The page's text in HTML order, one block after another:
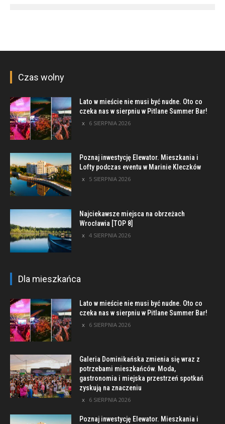
Czas wolny
Lato w mieście nie musi być nudne. Oto co
czeka nas w sierpniu w Pitlane Summer Bar!
6 SIERPNIA 2026
Poznaj inwestycję Elewator. Mieszkania i
Lofty podczas eventu w Marinie Kleczków
5 SIERPNIA 2026
Najciekawsze miejsca na obrzeżach
Wrocławia [TOP 8]
4 SIERPNIA 2026
Dla mieszkańca
Lato w mieście nie musi być nudne. Oto co
czeka nas w sierpniu w Pitlane Summer Bar!
6 SIERPNIA 2026
Galeria Dominikańska zmienia się wraz z
potrzebami mieszkańców. Moda,
gastronomia i miejska przestrzeń spotkań
zyskują na znaczeniu
6 SIERPNIA 2026
Poznaj inwestycję Elewator. Mieszkania i